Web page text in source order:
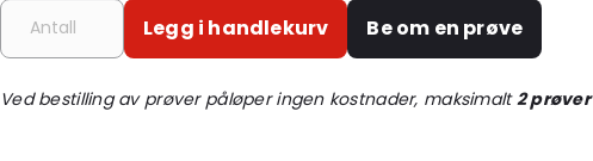
Primary Colour: Gjennomsiktig
Transparency: Helt gjennomsiktig
Material: PET/NY/LDPE
Legg i handlekurv Be om en prøve
Ved bestilling av prøver påløper ingen kostnader, maksimalt2 prøver